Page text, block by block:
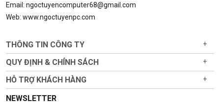
Email: ngoctuyencomputer68@gmail.com
Web: www.ngoctuyenpc.com
THÔNG TIN CÔNG TY +
QUY ĐỊNH & CHÍNH SÁCH +
HỖ TRỢ KHÁCH HÀNG +
NEWSLETTER